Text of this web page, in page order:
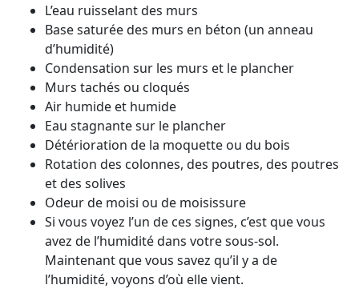
L’eau ruisselant des murs
Base saturée des murs en béton (un anneau
d’humidité)
Condensation sur les murs et le plancher
Murs tachés ou cloqués
Air humide et humide
Eau stagnante sur le plancher
Détérioration de la moquette ou du bois
Rotation des colonnes, des poutres, des poutres
et des solives
Odeur de moisi ou de moisissure
Si vous voyez l’un de ces signes, c’est que vous
avez de l’humidité dans votre sous-sol.
Maintenant que vous savez qu’il y a de
l’humidité, voyons d’où elle vient.